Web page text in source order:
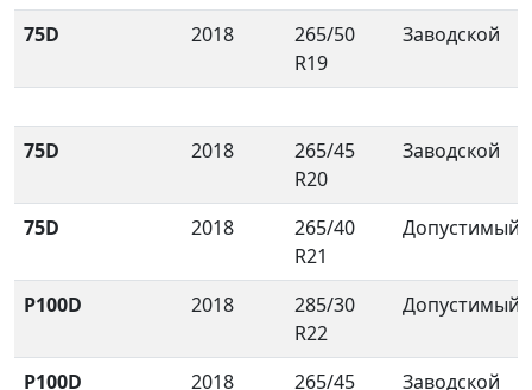
75D 2018
265/50
R19
Заводской
75D 2018
265/45
R20
Заводской
75D 2018
265/40
R21
Допустимый
P100D 2018
285/30
R22
Допустимый
P100D 2018
265/45
Заводской